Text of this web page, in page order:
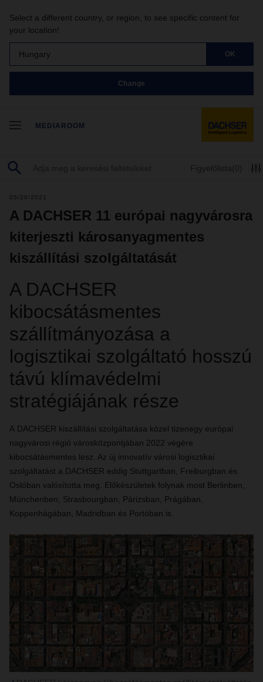
Select a different country, or region, to see specific content for
your location!
Hungary OK
Change
MEDIAROOM
Figyelőlista (0)
05/20/2021
A DACHSER 11 európai nagyvárosra
kiterjeszti károsanyagmentes
kiszállítási szolgáltatását
A DACHSER
kibocsátásmentes
szállítmányozása a
logisztikai szolgáltató hosszú
távú klímavédelmi
stratégiájának része
A DACHSER kiszállítási szolgáltatása közel tizenegy európai
nagyvárosi régió városközpontjában 2022 végére
kibocsátásmentes lesz. Az új innovatív városi logisztikai
szolgáltatást a DACHSER eddig Stuttgartban, Freiburgban és
Oslóban valósította meg. Előkészületek folynak most Berlinben,
Münchenben, Strasbourgban, Párizsban, Prágában,
Koppenhágában, Madridban és Portóban is.